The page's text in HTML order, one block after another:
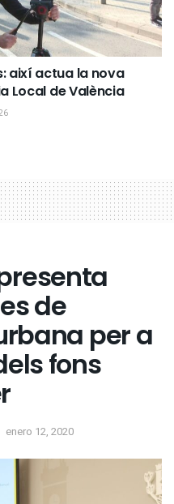
així actua la nova
Local de València
de
per a
fons
enero 12, 2020